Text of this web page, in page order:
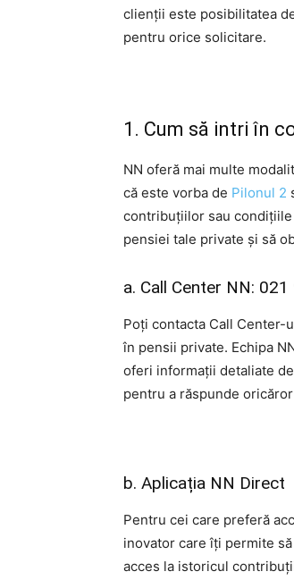
clienții este posibilitatea
pentru orice solicitare.
1. Cum să intri în
NN oferă mai multe
că este vorba de Pilonul 2
contribuțiilor sau
pensiei tale private și să
a. Call Center NN:
Poți contacta Call Center-
în pensii private. Echipa
oferi informații detaliate
pentru a răspunde
b. Aplicația NN Direct
Pentru cei care preferă
inovator care îți permite
acces la istoricul